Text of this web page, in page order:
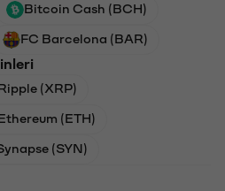
Bitcoin Cash (BCH)
FC Barcelona (BAR)
(XRP)
(ETH)
(SYN)